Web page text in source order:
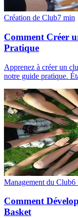
Création de Club7 min
Comment Créer
Pratique
Apprenez à créer un
notre guide pratique.
Management du Club6
Comment
Basket